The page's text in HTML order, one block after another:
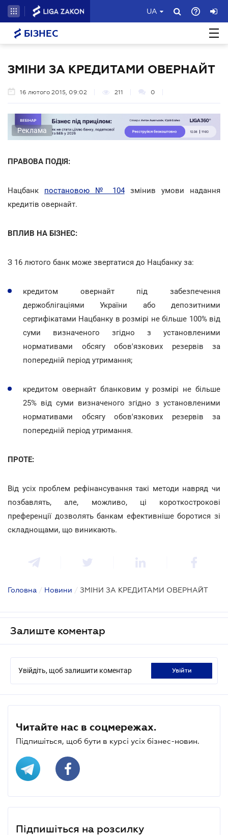
UA
БІЗНЕС
ЗМІНИ ЗА КРЕДИТАМИ ОВЕРНАЙТ
16 лютого 2015, 09:02 211 0
Реклама
ПРАВОВА ПОДІЯ:
Нацбанк постановою № 104змінив умови надання
кредитів овернайт.
ВПЛИВ НА БІЗНЕС:
З 16 лютого банк може звертатися до Нацбанку за:
кредитом овернайт під забезпечення
держоблігаціями України або депозитними
сертифікатами Нацбанку в розмірі не більше 100% від
суми визначеного згідно з установленими
нормативами обсягу обов'язкових резервів за
попередній період утримання;
кредитом овернайт бланковим у розмірі не більше
25% від суми визначеного згідно з установленими
нормативами обсягу обов'язкових резервів за
попередній період утримання.
ПРОТЕ:
Від усіх проблем рефінансування такі методи навряд чи
позбавлять, але, можливо, ці короткострокові
преференції дозволять банкам ефективніше боротися зі
складнощами, що виникають.
Головна / Новини / ЗМІНИ ЗА КРЕДИТАМИ ОВЕРНАЙТ
Залиште коментар
Увійдіть, щоб залишити коментар увійти
Читайте нас в соцмережах.
Підпишіться, щоб бути в курсі усіх бізнес-новин.
Підпишіться на розсилку